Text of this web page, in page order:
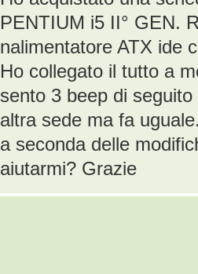
PENTIUM i5 II° GEN.
nalimentatore ATX ide
Ho collegato il tutto a
sento 3 beep di
altra sede ma fa
a seconda delle
aiutarmi? Grazie